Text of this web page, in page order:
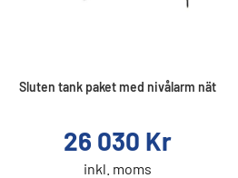
Sluten tank paket med nivålarm nät
26 030 Kr
inkl. moms